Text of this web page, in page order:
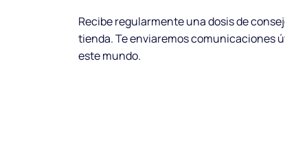
Música
Recibe regularmente una dosis de
tienda. Te enviaremos comunicaciones
este mundo.